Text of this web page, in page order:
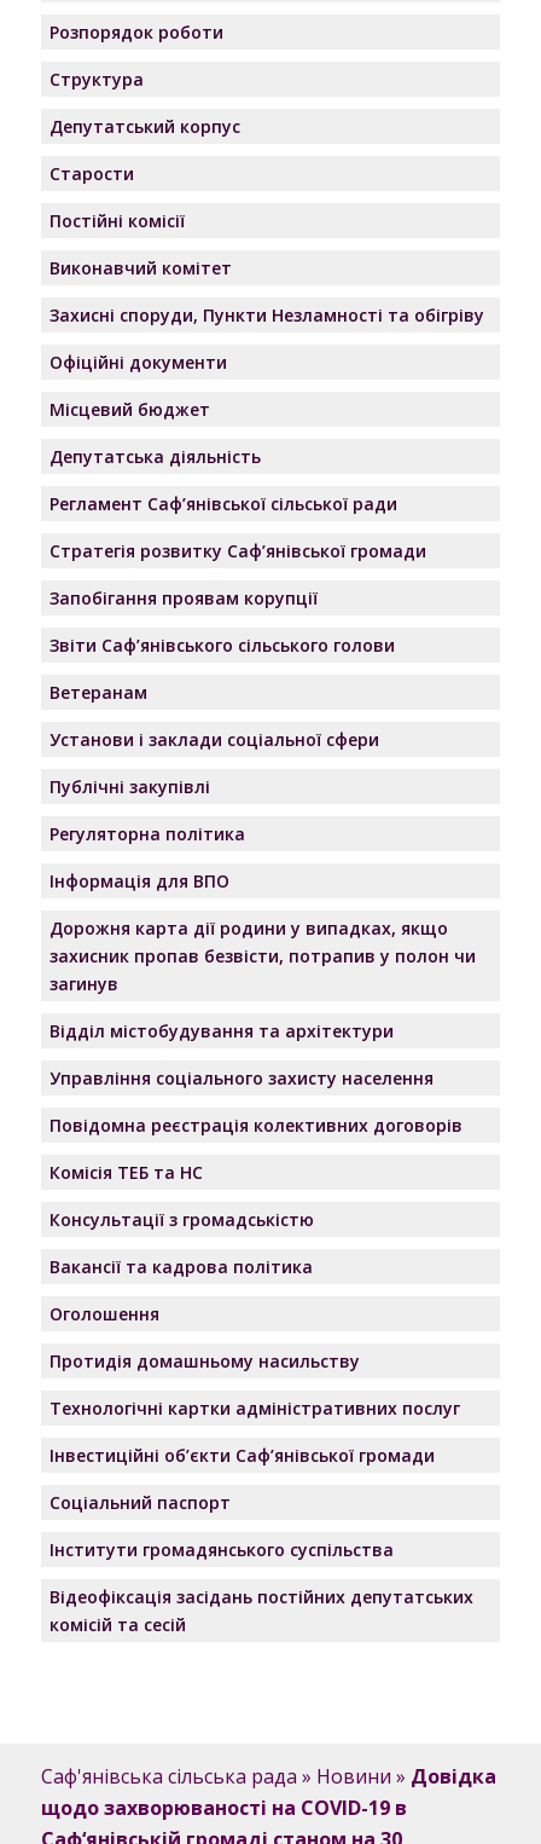
Розпорядок роботи
Структура
Депутатський корпус
Старости
Постійні комісії
Виконавчий комітет
Захисні споруди, Пункти Незламності та обігріву
Офіційні документи
Місцевий бюджет
Депутатська діяльність
Регламент Саф’янівської сільської ради
Стратегія розвитку Саф’янівської громади
Запобігання проявам корупції
Звіти Саф’янівського сільського голови
Ветеранам
Установи і заклади соціальної сфери
Публічні закупівлі
Регуляторна політика
Інформація для ВПО
Дорожня карта дії родини у випадках, якщо
захисник пропав безвісти, потрапив у полон чи
загинув
Відділ містобудування та архітектури
Управління соціального захисту населення
Повідомна реєстрація колективних договорів
Комісія ТЕБ та НС
Консультації з громадськістю
Вакансії та кадрова політика
Оголошення
Протидія домашньому насильству
Технологічні картки адміністративних послуг
Інвестиційні об’єкти Саф’янівської громади
Соціальний паспорт
Інститути громадянського суспільства
Відеофіксація засідань постійних депутатських
комісій та сесій
Саф'янівська сільська рада » Новини » Довідка
щодо захворюваності на COVID-19 в